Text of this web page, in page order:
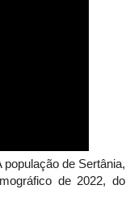
de Sertânia,
de 2022, do